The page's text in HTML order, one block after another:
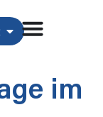
im